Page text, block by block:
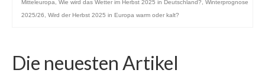
Mitteleuropa
Wie wird das Wetter im Herbst 2025 in Deutschland?
Winterprognose
2025/26
Wird der Herbst 2025 in Europa warm oder kalt?
Die neuesten Artikel